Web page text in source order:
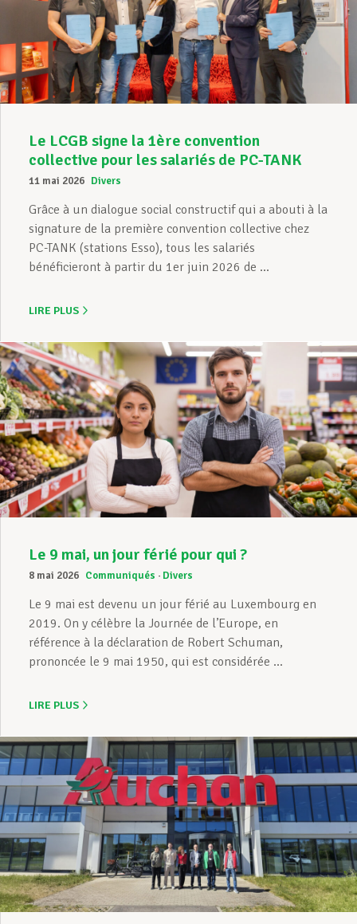
Le LCGB signe la 1ère convention
collective pour les salariés de PC-TANK
11 mai 2026 Divers
Grâce à un dialogue social constructif qui a abouti à la
signature de la première convention collective chez
PC-TANK (stations Esso), tous les salariés
bénéficieront à partir du 1er juin 2026 de ...
LIRE PLUS
Le 9 mai, un jour férié pour qui ?
8 mai 2026 Communiqués Divers
Le 9 mai est devenu un jour férié au Luxembourg en
2019. On y célèbre la Journée de l’Europe, en
référence à la déclaration de Robert Schuman,
prononcée le 9 mai 1950, qui est considérée ...
LIRE PLUS